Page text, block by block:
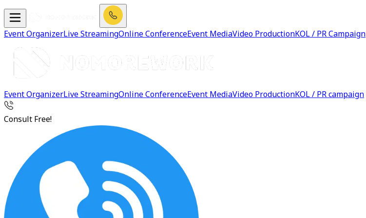
Event OrganizerLive StreamingOnline ConferenceEvent MediaVideo ProductionKOL / PR Campaign
Event OrganizerLive StreamingOnline ConferenceEvent MediaVideo ProductionKOL / PR campaign
Consult Free!